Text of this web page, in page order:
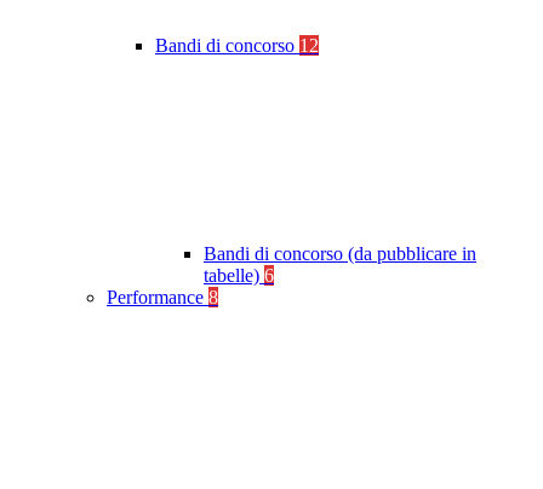
Bandi di concorso 12
Bandi di concorso (da pubblicare in
tabelle) 6
Performance 8